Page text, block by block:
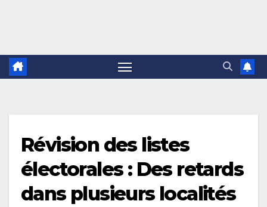
Révision des listes
électorales : Des retards
dans plusieurs localités